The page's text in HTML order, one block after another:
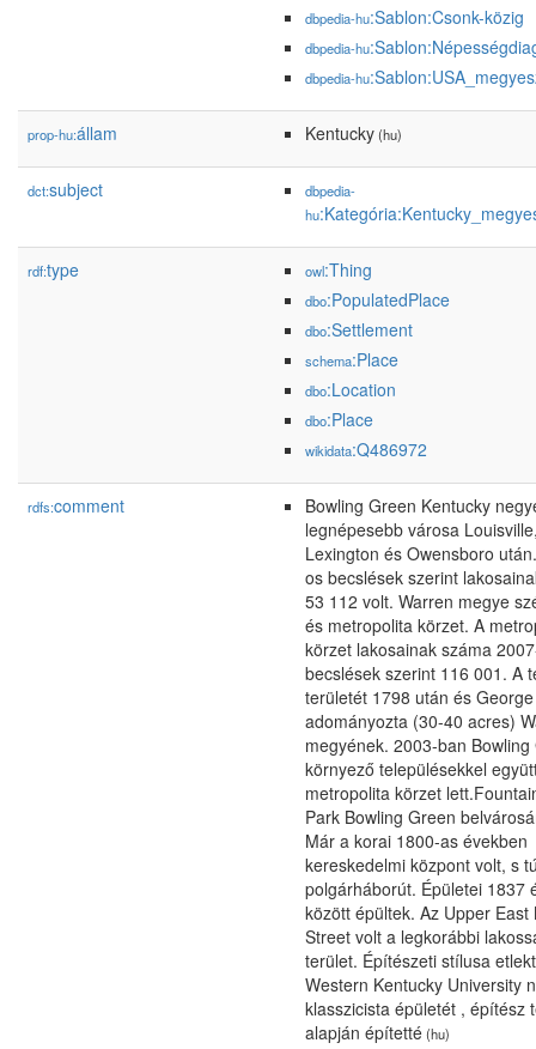
dbpedia-hu:Sablon:Csonk-közig
dbpedia-hu
dbpedia-hu
prop-hu:állam Kentucky(hu)
dct:subject
dbpedia-
hu
rdf:type owl:Thing
dbo:PopulatedPlace
dbo:Settlement
schema:Place
dbo:Location
dbo:Place
wikidata:Q486972
rdfs:comment
Bowling Green Kentucky
legnépesebb városa
Lexington és Owensboro
os becslések szerint
53 112 volt. Warren megye
és metropolita körzet. A
körzet lakosainak száma
becslések szerint 116 001. A
területét 1798 után és
adományozta (30-40 acres)
megyének. 2003-ban Bowling
környező településekkel
metropolita körzet
Park Bowling Green
Már a korai 1800-as években
kereskedelmi központ volt, s
polgárháborút. Épületei 1837
között épültek. Az Upper East
Street volt a legkorábbi
terület. Építészeti stílusa
Western Kentucky University
klasszicista épületét , építész
alapján építetté(hu)